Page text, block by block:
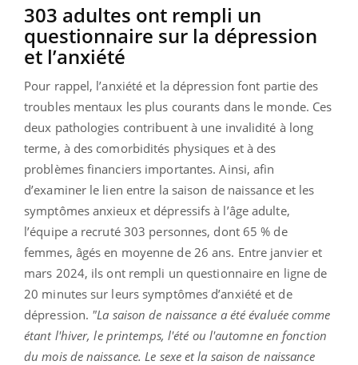
303 adultes ont rempli un
questionnaire sur la dépression
et l’anxiété
Pour rappel, l’anxiété et la dépression font partie des
troubles mentaux les plus courants dans le monde. Ces
deux pathologies contribuent à une invalidité à long
terme, à des comorbidités physiques et à des
problèmes financiers importantes. Ainsi, afin
d’examiner le lien entre la saison de naissance et les
symptômes anxieux et dépressifs à l’âge adulte,
l’équipe a recruté 303 personnes, dont 65 % de
femmes, âgés en moyenne de 26 ans. Entre janvier et
mars 2024, ils ont rempli un questionnaire en ligne de
20 minutes sur leurs symptômes d’anxiété et de
dépression. "La saison de naissance a été évaluée comme
étant l'hiver, le printemps, l'été ou l'automne en fonction
du mois de naissance. Le sexe et la saison de naissance